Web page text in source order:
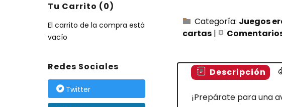
Tu Carrito (0)
El carrito de la compra está
vacío
Redes Sociales
Twitter
Categoría: Juegos
cartas |
Descripción
¡Prepárate para una